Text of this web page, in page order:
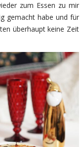
zum Essen zu mir
gemacht habe und für
überhaupt keine Zeit